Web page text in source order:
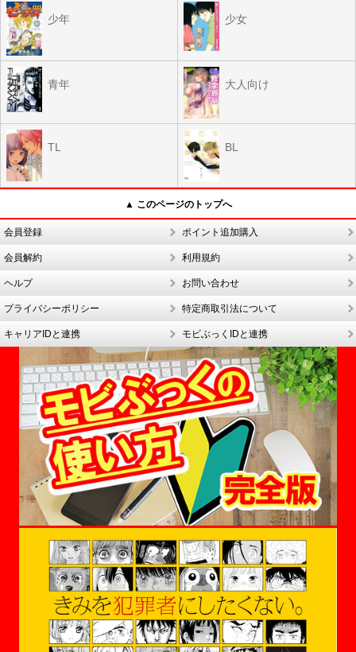
少年 少女
青年 大人向け
TL BL
▲ このページのトップへ
会員登録 ポイント追加購入
会員解約 利用規約
ヘルプ お問い合わせ
プライバシーポリシー 特定商取引法について
キャリアIDと連携 モビぶっくIDと連携